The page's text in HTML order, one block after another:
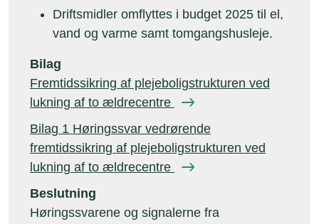
Driftsmidler omflyttes i budget 2025 til el,
vand og varme samt tomgangshusleje.
Bilag
Fremtidssikring af plejeboligstrukturen ved
lukning af to ældrecentre
Bilag 1 Høringssvar vedrørende
fremtidssikring af plejeboligstrukturen ved
lukning af to ældrecentre
Beslutning
Høringssvarene og signalerne fra